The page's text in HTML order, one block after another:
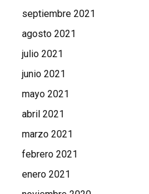
septiembre 2021
agosto 2021
julio 2021
junio 2021
mayo 2021
abril 2021
marzo 2021
febrero 2021
enero 2021